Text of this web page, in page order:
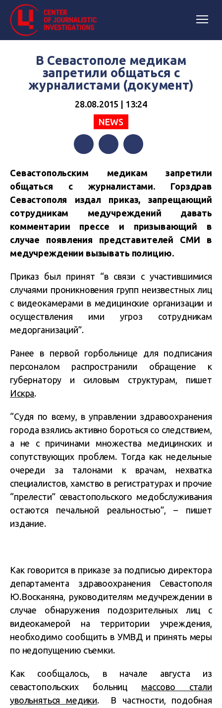
В Севастополе медикам
запретили общаться с
журналистами (документ)
28.08.2015 | 13:24
NEWS
Севастопольским медикам запретили
общаться с журналистами. Горздрав
Севастополя издал приказ, запрещающий
сотрудникам медучреждений давать
комментарии прессе и призывающий в
случае появления представителей СМИ в
медучреждении вызывать полицию.
Приказ был принят “в связи с участившимися
случаями проникновения групп неизвестных лиц
с видеокамерами в медицинские организации и
осуществления ими угроз сотрудникам
медорганизаций”.
Ранее в первой горбольнице для подписания
персоналом распространили обращение к
губернатору и силовым структурам, пишет
Искра.
“Судя по всему, в управлении здравоохранения
города взялись активно бороться со следствием,
а не с причинами множества медицинских и
сопутствующих проблем. Тогда как недельные
очереди за талонами к врачам, нехватка
специалистов, хамство в регистратурах и прочие
“прелести” севастопольского медобслуживания
остаются печальной реальностью”, – пишет
издание.
Как говорится в приказе за подписью директора
департамента здравоохранения Севастополя
Ю.Восканяна, руководителям медучреждении в
случае обнаружения подозрительных лиц с
видеокамерой на территории учреждения,
необходимо сообщить в УМВД и принять меры
по недопущению съемки.
Как сообщалось, в начале августа из
севастопольских больниц массово стали
увольняться медики. В частности, подобная